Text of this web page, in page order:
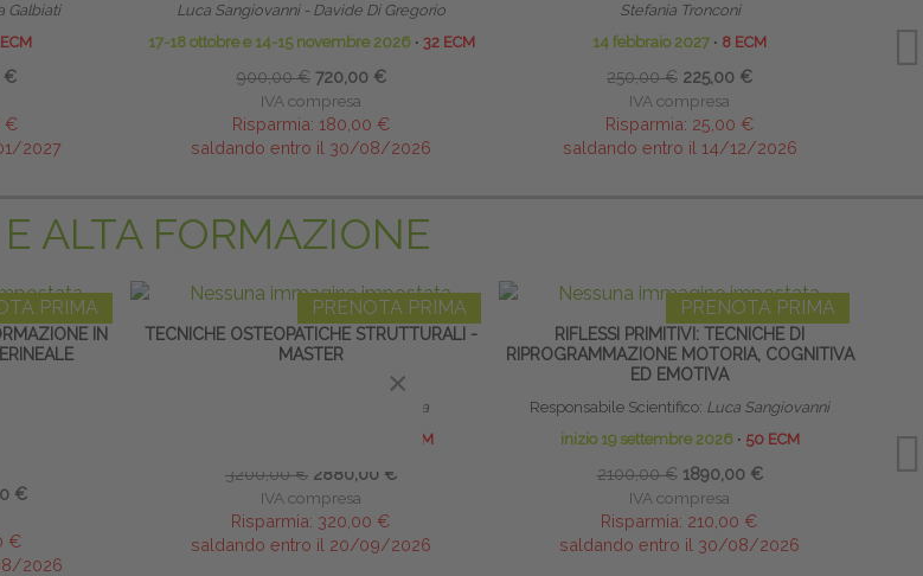
Galbiati
€
€
2027
Luca Sangiovanni - Davide Di Gregorio
17-18 ottobre e 14-15 novembre 2026 ∙ 32 ECM
900,00 € 720,00 €
IVA compresa
Risparmia: 180,00 €
saldando entro il 30/08/2026
Stefania Tronconi
14 febbraio 2027 ∙ 8 ECM
250,00 € 225,00 €
IVA compresa
Risparmia: 25,00 €
saldando entro il 14/12/2026
ALTA FORMAZIONE
PRIMA
IN
€
€
2026
PRENOTA PRIMA
TECNICHE OSTEOPATICHE STRUTTURALI -
MASTER
Marco Chiantello - Luca Brambilla
50 ECM
3200,00 € 2880,00 €
IVA compresa
Risparmia: 320,00 €
saldando entro il 20/09/2026
PRENOTA PRIMA
RIFLESSI PRIMITIVI: TECNICHE DI
RIPROGRAMMAZIONE MOTORIA, COGNITIVA
ED EMOTIVA
Responsabile Scientifico: Luca Sangiovanni
inizio 19 settembre 2026 ∙ 50 ECM
2100,00 € 1890,00 €
IVA compresa
Risparmia: 210,00 €
saldando entro il 30/08/2026
×
×